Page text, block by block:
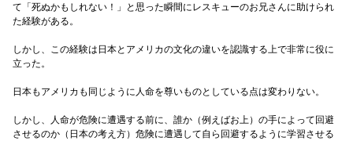
て「死ぬかもしれない！」と思った瞬間にレスキューのお兄さんに助けられ
た経験がある。
しかし、この経験は日本とアメリカの文化の違いを認識する上で非常に役に
立った。
日本もアメリカも同じように人命を尊いものとしている点は変わりない。
しかし、人命が危険に遭遇する前に、誰か（例えばお上）の手によって回避
させるのか（日本の考え方）危険に遭遇して自ら回避するように学習させる